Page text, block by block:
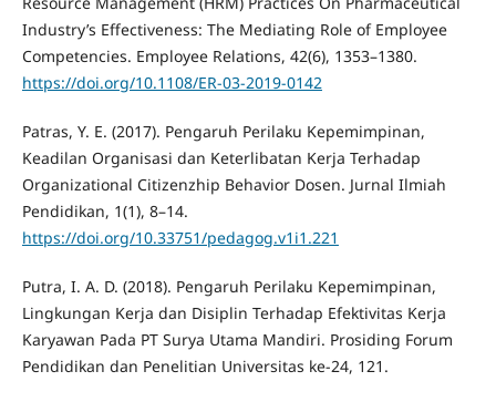
Industry’s Effectiveness: The Mediating Role of Employee
Competencies. Employee Relations, 42(6), 1353–1380.
https://doi.org/10.1108/ER-03-2019-0142
Patras, Y. E. (2017). Pengaruh Perilaku Kepemimpinan,
Keadilan Organisasi dan Keterlibatan Kerja Terhadap
Organizational Citizenzhip Behavior Dosen. Jurnal Ilmiah
Pendidikan, 1(1), 8–14.
https://doi.org/10.33751/pedagog.v1i1.221
Putra, I. A. D. (2018). Pengaruh Perilaku Kepemimpinan,
Lingkungan Kerja dan Disiplin Terhadap Efektivitas Kerja
Karyawan Pada PT Surya Utama Mandiri. Prosiding Forum
Pendidikan dan Penelitian Universitas ke-24, 121.